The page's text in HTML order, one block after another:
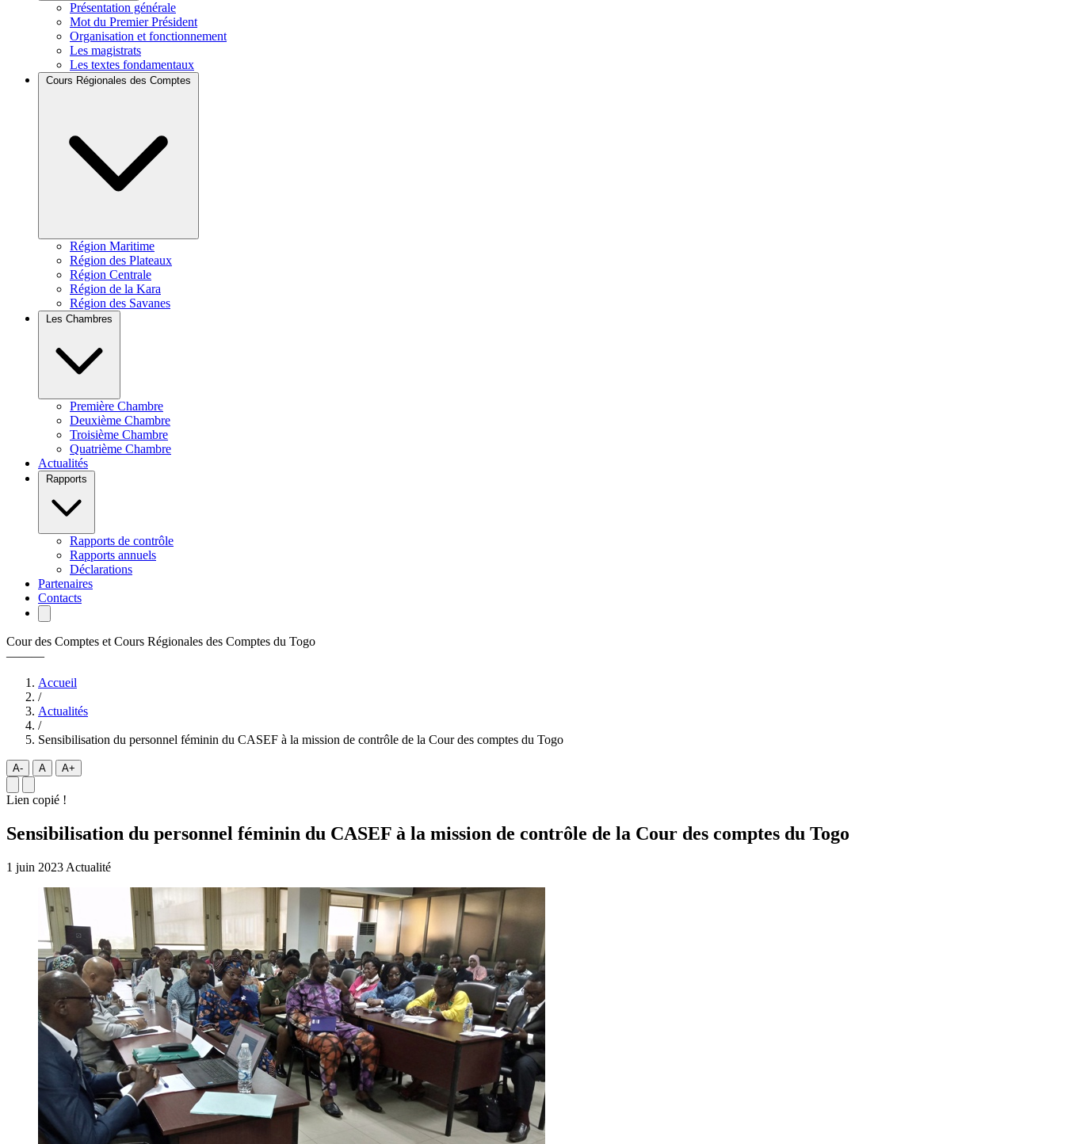
Présentation générale
Mot du Premier Président
Organisation et fonctionnement
Les magistrats
Les textes fondamentaux
Région Maritime
Région des Plateaux
Région Centrale
Région de la Kara
Région des Savanes
Première Chambre
Deuxième Chambre
Troisième Chambre
Quatrième Chambre
Actualités
Rapports de contrôle
Rapports annuels
Déclarations
Partenaires
Contacts
Cour des Comptes et Cours Régionales des Comptes du Togo
———
Accueil
/
Actualités
/
Sensibilisation du personnel féminin du CASEF à la mission de contrôle de la Cour des comptes du Togo
A- A A+
Lien copié !
Sensibilisation du personnel féminin du CASEF à la mission de contrôle de la Cour des comptes du Togo
1 juin 2023 Actualité